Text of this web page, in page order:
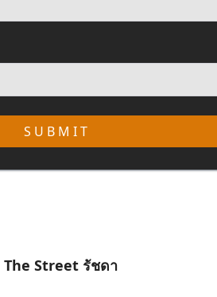
S U B M I T
The Street รัชดา